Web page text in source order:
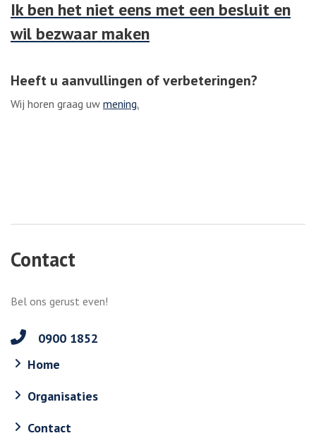
Ik ben het niet eens met een besluit en
wil bezwaar maken
Heeft u aanvullingen of verbeteringen?
Wij horen graag uw mening.
Contact
Bel ons gerust even!
0900 1852
Home
Organisaties
Contact